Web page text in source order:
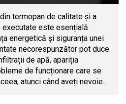
termopan de calitate și a
executate este esențială
energetică și siguranța unei
necorespunzător pot duce
de apă, apariția
de funcționare care se
atunci când aveți nevoie…